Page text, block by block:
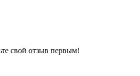
свой отзыв первым!